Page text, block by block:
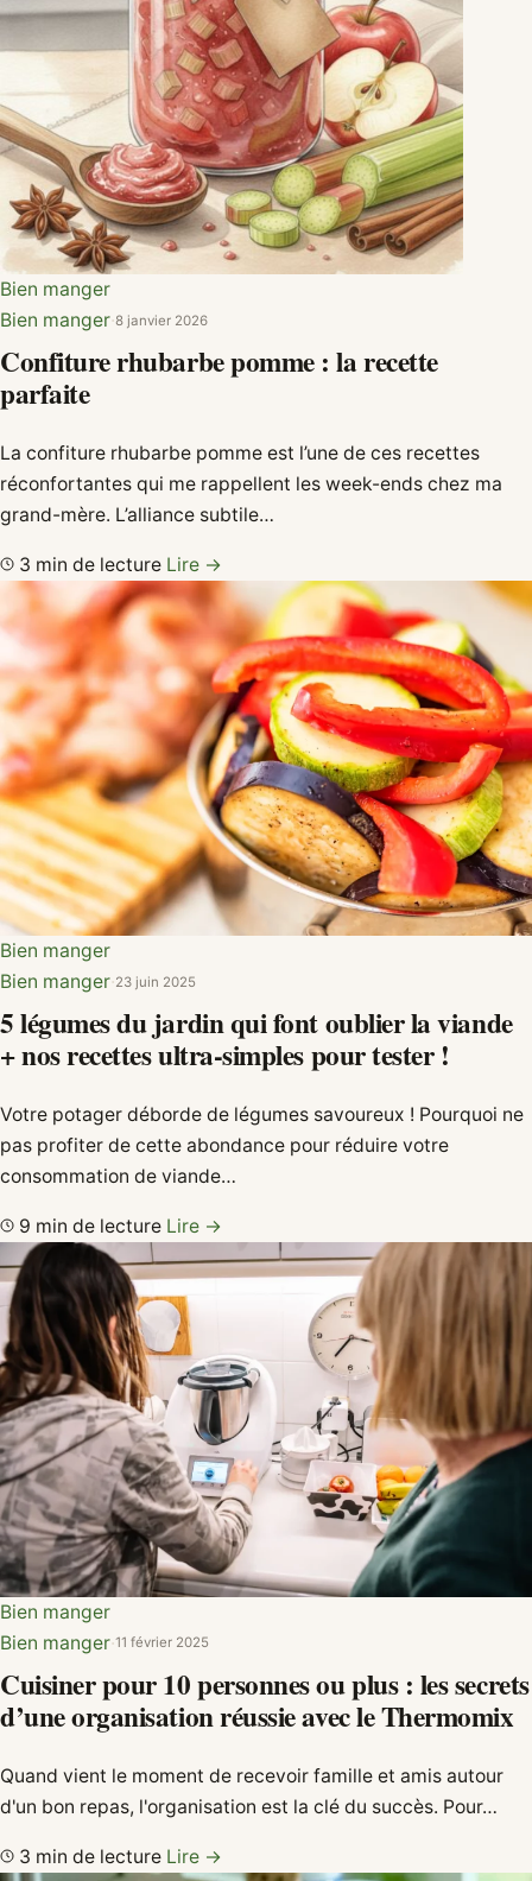
Bien manger
Bien manger·8 janvier 2026
Confiture rhubarbe pomme : la recette
parfaite
La confiture rhubarbe pomme est l’une de ces recettes
réconfortantes qui me rappellent les week-ends chez ma
grand-mère. L’alliance subtile…
3 min de lecture Lire →
Bien manger
Bien manger·23 juin 2025
5 légumes du jardin qui font oublier la viande
+ nos recettes ultra-simples pour tester !
Votre potager déborde de légumes savoureux ! Pourquoi ne
pas profiter de cette abondance pour réduire votre
consommation de viande…
9 min de lecture Lire →
Bien manger
Bien manger·11 février 2025
Cuisiner pour 10 personnes ou plus : les secrets
d’une organisation réussie avec le Thermomix
Quand vient le moment de recevoir famille et amis autour
d'un bon repas, l'organisation est la clé du succès. Pour…
3 min de lecture Lire →